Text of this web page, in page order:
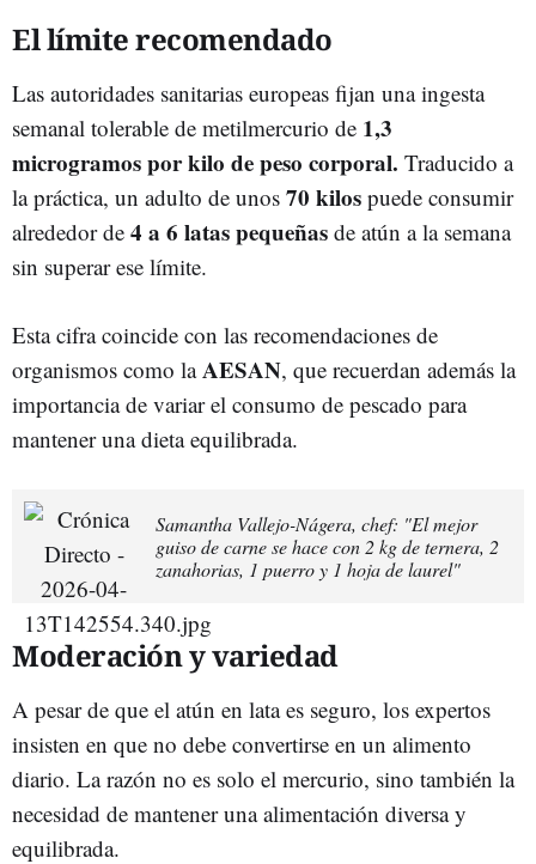
El límite recomendado
Las autoridades sanitarias europeas fijan una ingesta
semanal tolerable de metilmercurio de 1,3
microgramos por kilo de peso corporal. Traducido a
la práctica, un adulto de unos 70 kilos puede consumir
alrededor de 4 a 6 latas pequeñas de atún a la semana
sin superar ese límite.
Esta cifra coincide con las recomendaciones de
organismos como laAESAN, que recuerdan además la
importancia de variar el consumo de pescado para
mantener una dieta equilibrada.
Samantha Vallejo-Nágera, chef: "El mejor
guiso de carne se hace con 2 kg de ternera, 2
zanahorias, 1 puerro y 1 hoja de laurel"
Moderación y variedad
A pesar de que el atún en lata es seguro, los expertos
insisten en que no debe convertirse en un alimento
diario. La razón no es solo el mercurio, sino también la
necesidad de mantener una alimentación diversa y
equilibrada.